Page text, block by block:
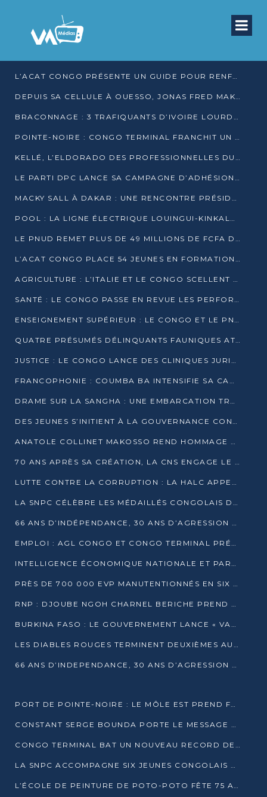
L’ACAT CONGO PRÉSENTE UN GUIDE POUR RENFORCER LES GARANTIES JUDICIAIRES EN GARDE À VUE
DEPUIS SA CELLULE À OUESSO, JONAS FRED MAKITA DÉNONCE CE QU’IL QUALIFIE DE DÉNI DE JUSTICE
BRACONNAGE : 3 TRAFIQUANTS D’IVOIRE LOURDEMENT CONDAMNÉS À DJAMBALA
POINTE-NOIRE : CONGO TERMINAL FRANCHIT UN CAP HISTORIQUE AVEC 99 MOUVEMENTS/HEURE
KELLÉ, L’ELDORADO DES PROFESSIONNELLES DU SEXE
LE PARTI DPC LANCE SA CAMPAGNE D’ADHÉSIONS ET VEUT STRUCTURER SA PRÉSENCE DANS LES 15 DÉPARTEMENTS
MACKY SALL À DAKAR : UNE RENCONTRE PRÉSIDENTIELLE QUI DIVISE L’OPINION SÉNÉGALAISE
POOL : LA LIGNE ÉLECTRIQUE LOUINGUI-KINKALA-BOKO MISE EN SERVICE
LE PNUD REMET PLUS DE 49 MILLIONS DE FCFA D’ÉQUIPEMENTS POUR ACCÉLÉRER LA NUMÉRISATION DU SYSTÈME DE SANTÉ
L’ACAT CONGO PLACE 54 JEUNES EN FORMATION PROFESSIONNELLE
AGRICULTURE : L’ITALIE ET LE CONGO SCELLENT UN PARTENARIAT POUR UNE PRODUCTION LOCALE DURABLE
SANTÉ : LE CONGO PASSE EN REVUE LES PERFORMANCES DE SES HÔPITAUX À MI-PARCOURS
ENSEIGNEMENT SUPÉRIEUR : LE CONGO ET LE PNUD VEULENT RAPPROCHER LA FORMATION UNIVERSITAIRE DES BESOINS DU MARCHÉ DE L’EMPLOI
QUATRE PRÉSUMÉS DÉLINQUANTS FAUNIQUES ATTENDUS DEVANT LA JUSTICE POUR TRAFIC D’IVOIRE
JUSTICE : LE CONGO LANCE DES CLINIQUES JURIDIQUES POUR RAPPROCHER LE DROIT DES CITOYENS
FRANCOPHONIE : COUMBA BA INTENSIFIE SA CAMPAGNE POUR LA SUCCESSION À LA TÊTE DE L’OIF
DRAME SUR LA SANGHA : UNE EMBARCATION TRANSPORTANT DES FIDÈLES DE « NZAMBÉ YA L’HUILE » FAIT NAUFRAGE À OUESSO
DES JEUNES S’INITIENT À LA GOUVERNANCE CONTINENTALE À BRAZZAVILLE
ANATOLE COLLINET MAKOSSO REND HOMMAGE À JEAN-PAUL PIGASSE
70 ANS APRÈS SA CRÉATION, LA CNS ENGAGE LE VIRAGE DE LA DIGITALISATION
LUTTE CONTRE LA CORRUPTION : LA HALC APPELLE À PASSER DES DISCOURS AUX ACTES
LA SNPC CÉLÈBRE LES MÉDAILLÉS CONGOLAIS DES OLYMPIADES PANAFRICAINES DE MATHÉMATIQUES 2026
66 ANS D’INDÉPENDANCE, 30 ANS D’AGRESSION RWANDAISE : 4 PRÉSIDENCES, UN ÉCHEC COLLECTIF
EMPLOI : AGL CONGO ET CONGO TERMINAL PRÉSÉLECTIONNENT PLUS DE 70 JEUNES À POINTE-NOIRE
INTELLIGENCE ÉCONOMIQUE NATIONALE ET PARTENARIATS INTERNATIONAUX : VERS UNE DOCTRINE SOUVERAINE DE SÉCURITÉ ÉCONOMIQUE
PRÈS DE 700 000 EVP MANUTENTIONNÉS EN SIX MOIS PAR CONGO TERMINAL
RNP : DJOUBE NGOH CHARNEL BERICHE PREND LES RÊNES DU PARTI
BURKINA FASO : LE GOUVERNEMENT LANCE « VACANCES UTILES 2026 » POUR FORMER LES ÉLÈVES À 15 MÉTIERS
LES DIABLES ROUGES TERMINENT DEUXIÈMES AU CHAMPIONNAT D’AFRIQUE ZONE 3
66 ANS D’INDEPENDANCE, 30 ANS D’AGRESSION RWAN DAISE : 4 PRESIDENCES, UN ECHEC COLLECTIF
PORT DE POINTE-NOIRE : LE MÔLE EST PREND FORME ET VISE LES GÉANTS DES MERS
CONSTANT SERGE BOUNDA PORTE LE MESSAGE DE COMPASSION DE DENIS SASSOU NGUESSO EN IRAN
CONGO TERMINAL BAT UN NOUVEAU RECORD DE PRODUCTIVITÉ AU PORT DE POINTE-NOIRE
LA SNPC ACCOMPAGNE SIX JEUNES CONGOLAIS AUX OLYMPIADES PANAFRICAINES DE MATHÉMATIQUES
L’ÉCOLE DE PEINTURE DE POTO-POTO FÊTE 75 ANS AU SERVICE DE L’ART CONGOLAIS